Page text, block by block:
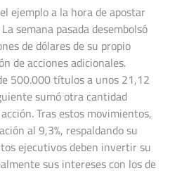
ejemplo a la hora de apostar
semana pasada desembolsó
de dólares de su propio
de acciones adicionales.
500.000 títulos a unos 21,12
sumó otra cantidad
Tras estos movimientos,
al 9,3%, respaldando su
ejecutivos deben invertir su
sus intereses con los de